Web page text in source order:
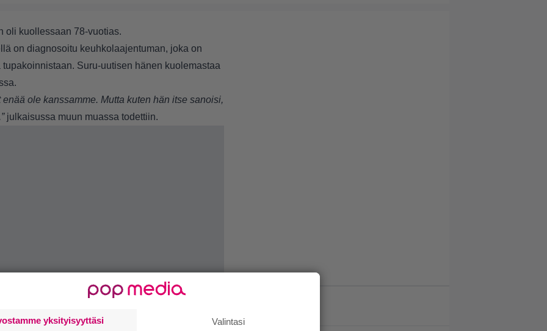
oli kuollessaan 78-vuotias.
on diagnosoitu keuhkolaajentuman, joka on
Suru-uutisen hänen kuolemastaa
ole kanssamme. Mutta kuten hän itse sanoisi,
julkaisussa muun muassa todettiin.
yksityisyyttäsi Valintasi